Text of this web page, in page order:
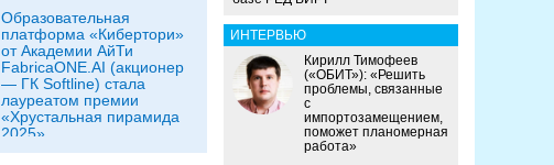
Образовательная
платформа «Кибертори»
от Академии АйТи
FabricaONE.AI (акционер
— ГК Softline) стала
лауреатом премии
«Хрустальная пирамида
2025»
ИНТЕРВЬЮ
Кирилл Тимофеев
(«ОБИТ»): «Решить
проблемы, связанные
с
импортозамещением,
поможет планомерная
работа»